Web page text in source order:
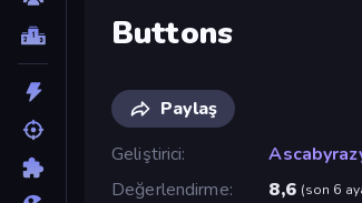
Buttons
Paylaş
Geliştirici
Değerlendirme
8,6 (son 6